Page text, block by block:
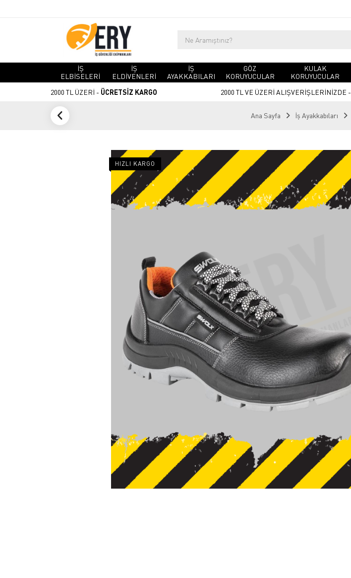
İŞ
ELBİSELERİ
İŞ
ELDİVENLERİ
İŞ
AYAKKABILARI
GÖZ
KORUYUCULAR
KULAK
KORUYUCULAR
2000 TL ÜZERİ - ÜCRETSİZ KARGO 2000 TL VE ÜZERİ ALIŞVERİŞLERİNİZDE -
Ana Sayfa İş Ayakkabıları
HIZLI KARGO